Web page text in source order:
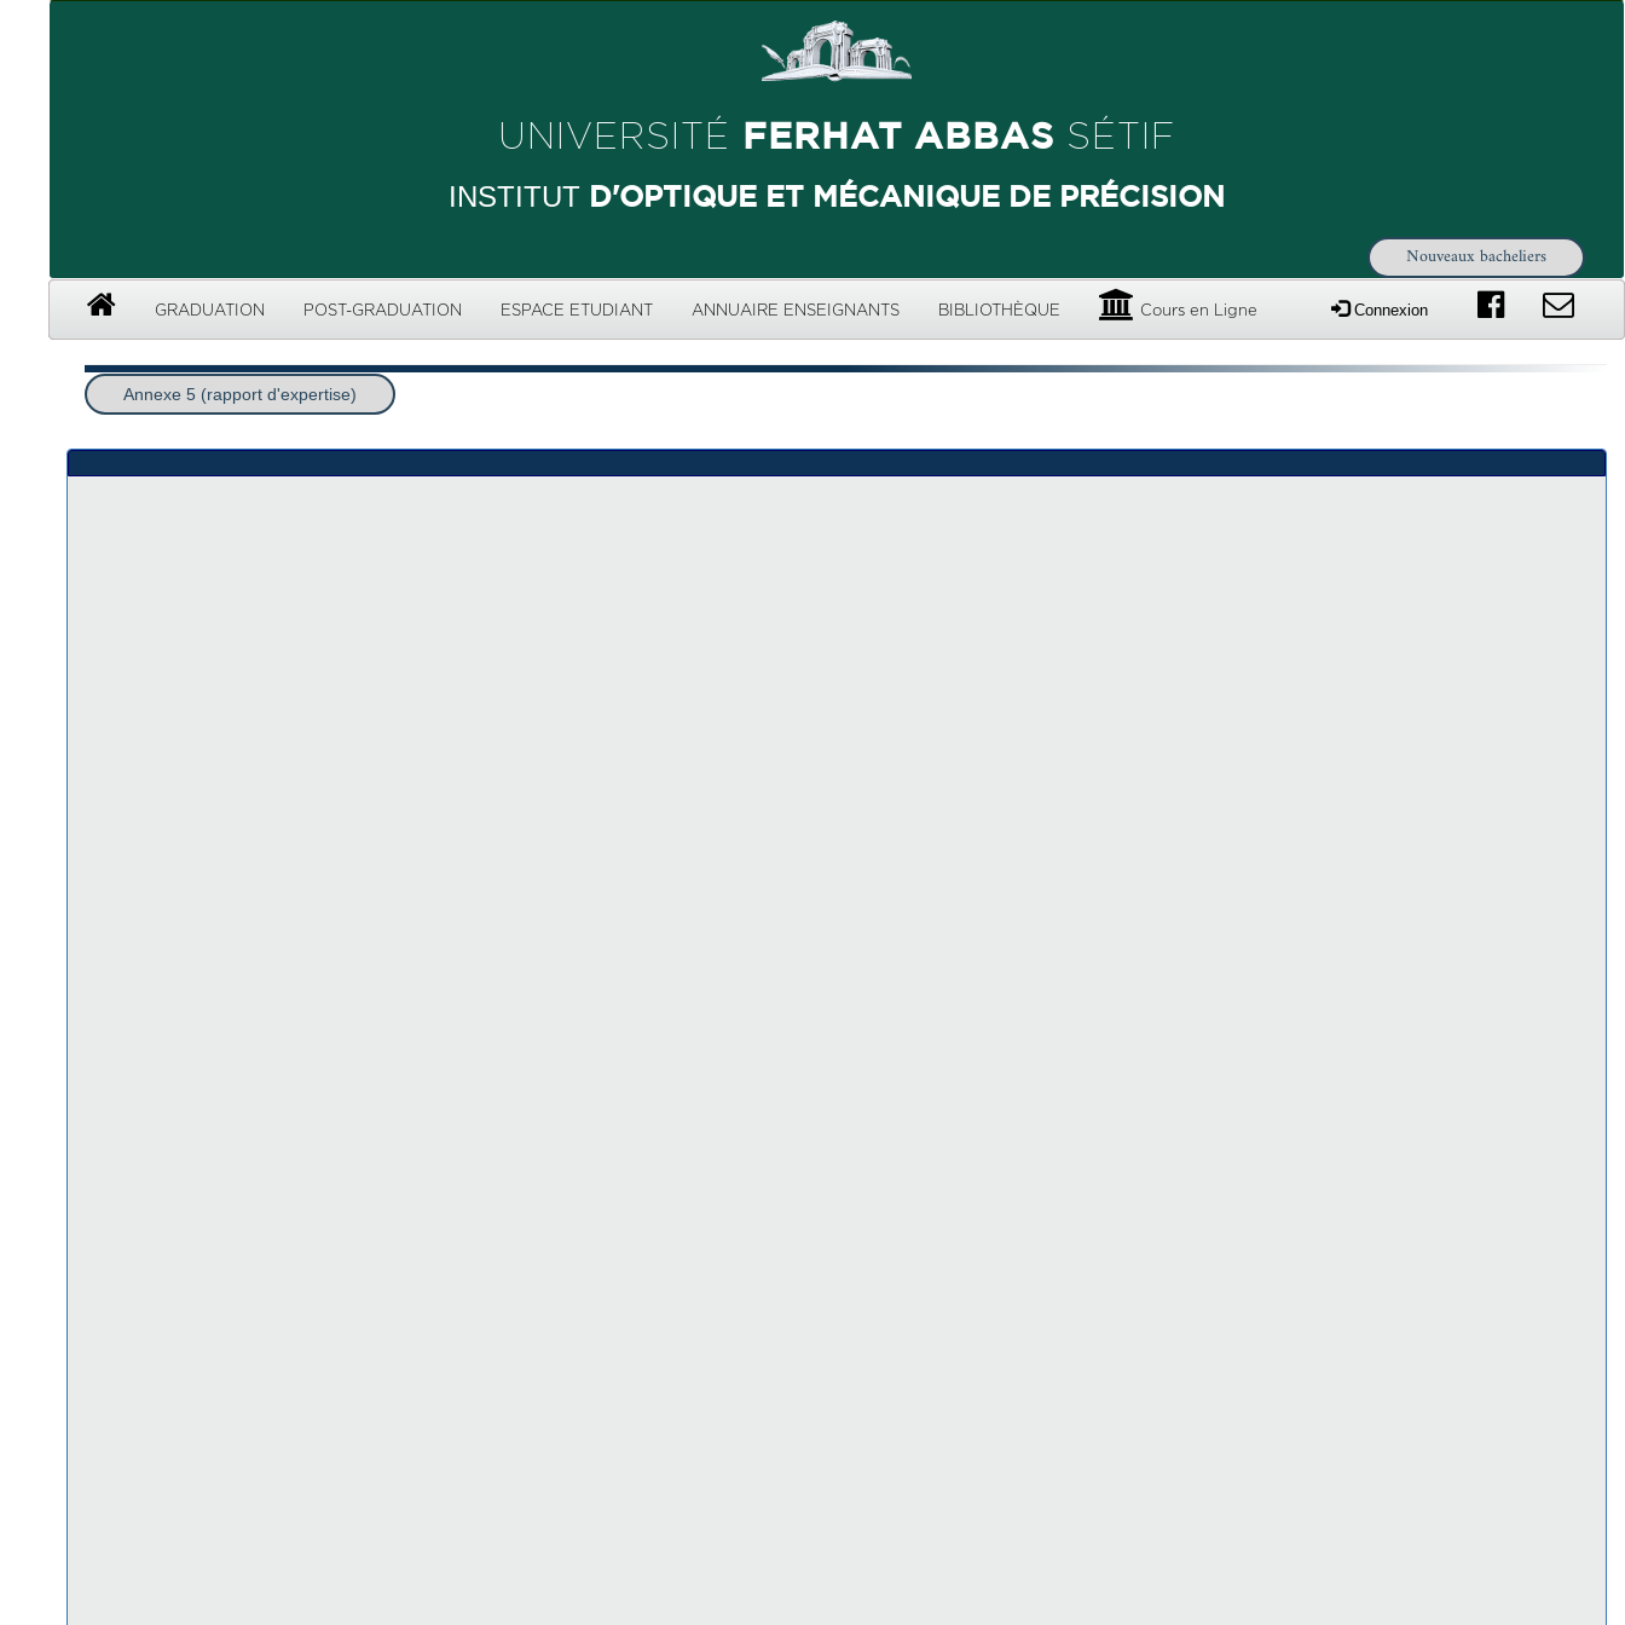
UNIVERSITÉ FERHAT ABBAS SÉTIF
INSTITUT D'OPTIQUE ET MÉCANIQUE DE PRÉCISION
Nouveaux bacheliers
GRADUATION POST-GRADUATION ESPACE ETUDIANT ANNUAIRE ENSEIGNANTS BIBLIOTHÈQUE Cours en Ligne Connexion
Annexe 5 (rapport d'expertise)